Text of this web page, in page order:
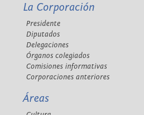
La Corporación
Presidente
Diputados
Delegaciones
Órganos colegiados
Comisiones informativas
Corporaciones anteriores
Áreas